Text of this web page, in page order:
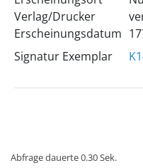
Verlag/Drucker
Erscheinungsdatum
Signatur Exemplar
Abfrage dauerte 0.30 Sek.